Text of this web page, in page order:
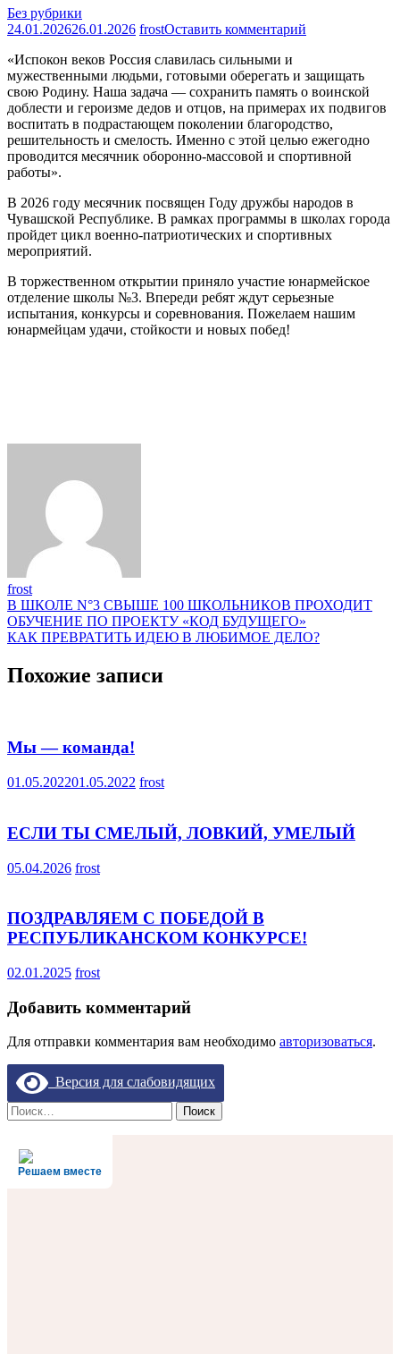
Без рубрики
24.01.202626.01.2026 frostОставить комментарий
ОБОРОННО-
МАССОВОЙ
И
РАБОТЫ
ДАН
«Испокон веков Россия славилась сильными и
мужественными людьми, готовыми оберегать и защищать
свою Родину. Наша задача — сохранить память о воинской
доблести и героизме дедов и отцов, на примерах их подвигов
воспитать в подрастающем поколении благородство,
решительность и смелость. Именно с этой целью ежегодно
проводится месячник оборонно-массовой и спортивной
работы».
В 2026 году месячник посвящен Году дружбы народов в
Чувашской Республике. В рамках программы в школах города
пройдет цикл военно-патриотических и спортивных
мероприятий.
В торжественном открытии приняло участие юнармейское
отделение школы №3. Впереди ребят ждут серьезные
испытания, конкурсы и соревнования. Пожелаем нашим
юнармейцам удачи, стойкости и новых побед!
frost
Навигация
по
В ШКОЛЕ N°3 СВЫШЕ 100 ШКОЛЬНИКОВ ПРОХОДИТ
ОБУЧЕНИЕ ПО ПРОЕКТУ «КОД БУДУЩЕГО»
КАК ПРЕВРАТИТЬ ИДЕЮ В ЛЮБИМОЕ ДЕЛО?
Похожие записи
Мы — команда!
01.05.202201.05.2022 frost
ЕСЛИ ТЫ СМЕЛЫЙ, ЛОВКИЙ, УМЕЛЫЙ
05.04.2026 frost
ПОЗДРАВЛЯЕМ С ПОБЕДОЙ В
РЕСПУБЛИКАНСКОМ КОНКУРСЕ!
02.01.2025 frost
Добавить комментарий
Для отправки комментария вам необходимо авторизоваться.
Версия для слабовидящих
Найти:
Решаем вместе